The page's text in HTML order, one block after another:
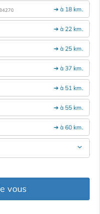
➔ à 18 km.
➔ à 22 km.
➔ à 25 km.
➔ à 37 km.
➔ à 51 km.
➔ à 55 km.
➔ à 60 km.
vous